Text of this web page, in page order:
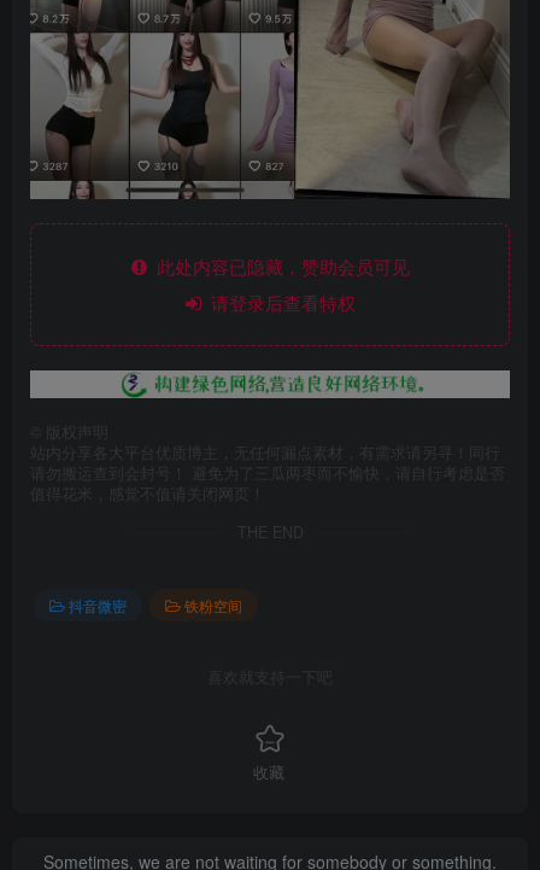
此处内容已隐藏，赞助会员可见
请登录后查看特权
版权声明
站内分享各大平台优质博主，无任何漏点素材，有需求请另寻！同行
请勿搬运查到会封号！ 避免为了三瓜两枣而不愉快，请自行考虑是否
值得花米，感觉不值请关闭网页！
THE END
抖音微密 铁粉空间
喜欢就支持一下吧
收藏
Sometimes, we are not waiting for somebody or something.